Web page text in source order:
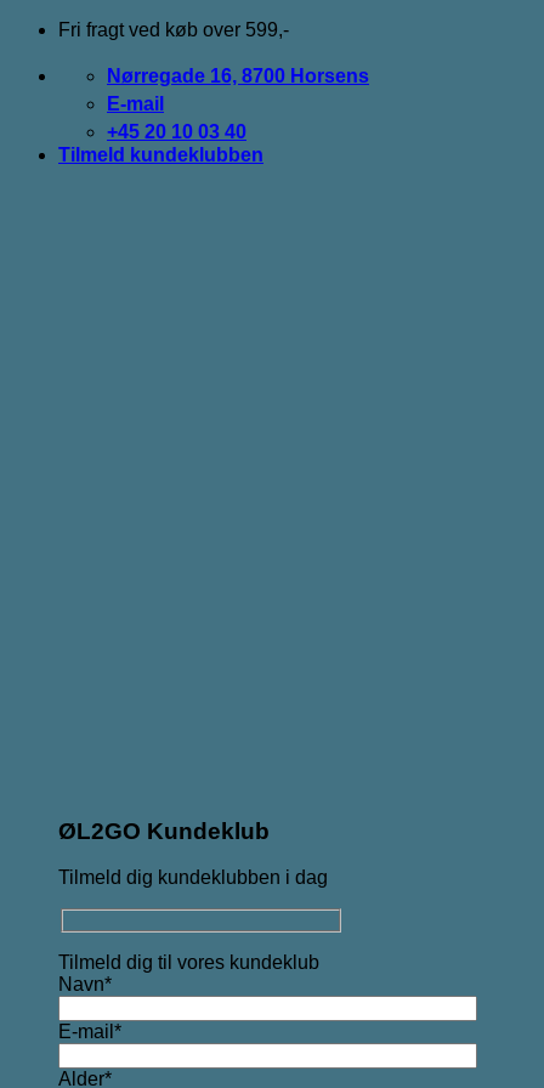
Fortsæt
indhold
Fri fragt ved køb over 599,-
Nørregade 16, 8700 Horsens
E-mail
+45 20 10 03 40
Tilmeld kundeklubben
ØL2GO Kundeklub
Tilmeld dig kundeklubben i dag
Tilmeld dig til vores kundeklub
Navn*
E-mail*
Alder*